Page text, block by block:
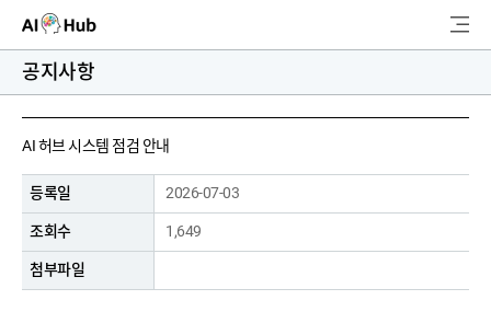
AI-Hub
AI 데이터찾기
AI 허브소개
색
공지사항
AI 허브 시스템 점검 안내
등록일 2026-07-03
조회수 1,649
첨부파일